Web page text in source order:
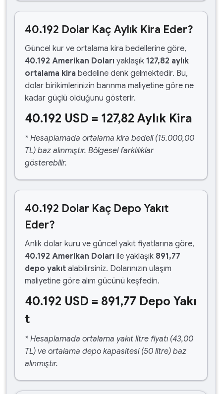
40.192 Dolar Kaç Aylık Kira Eder?
Güncel kur ve ortalama kira bedellerine göre,
40.192 Amerikan Doları yaklaşık 127,82 aylık
ortalama kira bedeline denk gelmektedir. Bu,
dolar birikimlerinizin barınma maliyetine göre ne
kadar güçlü olduğunu gösterir.
40.192 USD = 127,82 Aylık Kira
* Hesaplamada ortalama kira bedeli (15.000,00
TL) baz alınmıştır. Bölgesel farklılıklar
gösterebilir.
40.192 Dolar Kaç Depo Yakıt
Eder?
Anlık dolar kuru ve güncel yakıt fiyatlarına göre,
40.192 Amerikan Doları ile yaklaşık 891,77
depo yakıt alabilirsiniz. Dolarınızın ulaşım
maliyetine göre alım gücünü keşfedin.
40.192 USD = 891,77 Depo Yakı
t
* Hesaplamada ortalama yakıt litre fiyatı (43,00
TL) ve ortalama depo kapasitesi (50 litre) baz
alınmıştır.